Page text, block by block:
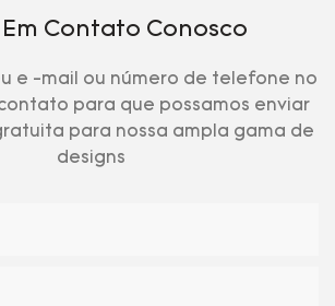
Em Contato Conosco
e -mail ou número de telefone no
para que possamos enviar
para nossa ampla gama de
designs